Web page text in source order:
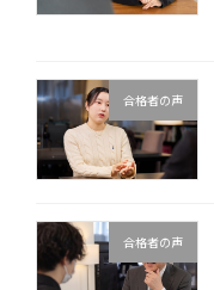
合格者の声
合格者の声